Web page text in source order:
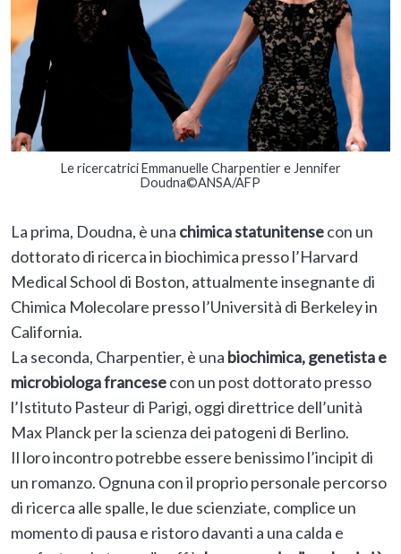
Le ricercatrici Emmanuelle Charpentier e Jennifer
Doudna©ANSA/AFP
La prima, Doudna, è una chimica statunitensecon un
dottorato di ricerca in biochimica presso l’Harvard
Medical School di Boston, attualmente insegnante di
Chimica Molecolare presso l’Università di Berkeley in
California.
La seconda, Charpentier, è una biochimica, genetista e
microbiologa francesecon un post dottorato presso
l’Istituto Pasteur di Parigi, oggi direttrice dell’unità
Max Planck per la scienza dei patogeni di Berlino.
Il loro incontro potrebbe essere benissimo l’incipit di
un romanzo. Ognuna con il proprio personale percorso
di ricerca alle spalle, le due scienziate, complice un
momento di pausa e ristoro davanti a una calda e